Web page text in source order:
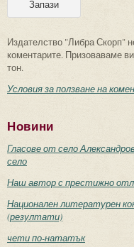
Издателство "Либра Скорп"
коментарите. Призоваваме
тон.
Условия за ползване на
Новини
Гласове от село
село
Наш автор с престижно
Национален литературен
(резултати)
чети по-нататък